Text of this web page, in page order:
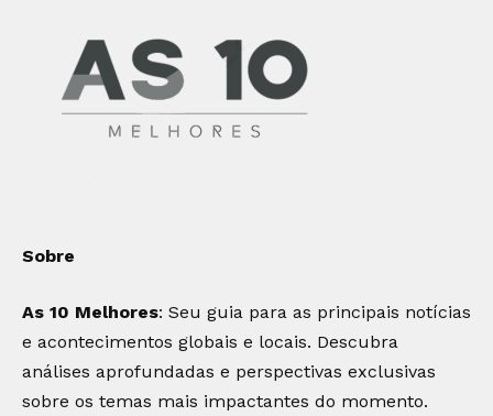
Sobre
As 10 Melhores: Seu guia para as principais notícias
e acontecimentos globais e locais. Descubra
análises aprofundadas e perspectivas exclusivas
sobre os temas mais impactantes do momento.